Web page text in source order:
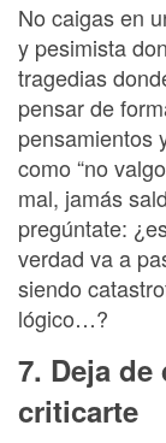
No caigas en
y pesimista
tragedias
pensar de
pensamientos
como “no
mal, jamás
pregúntate:
verdad va a
siendo
lógico…?
7. Deja
criticarte